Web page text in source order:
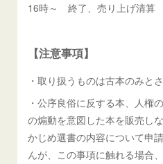
16時～ 終了、売り上げ清算
【注意事項】
・取り扱うものは古本のみと
・公序良俗に反する本、人権
の煽動を意図した本を販売し
かじめ選書の内容について申
んが、この事項に触れる場合